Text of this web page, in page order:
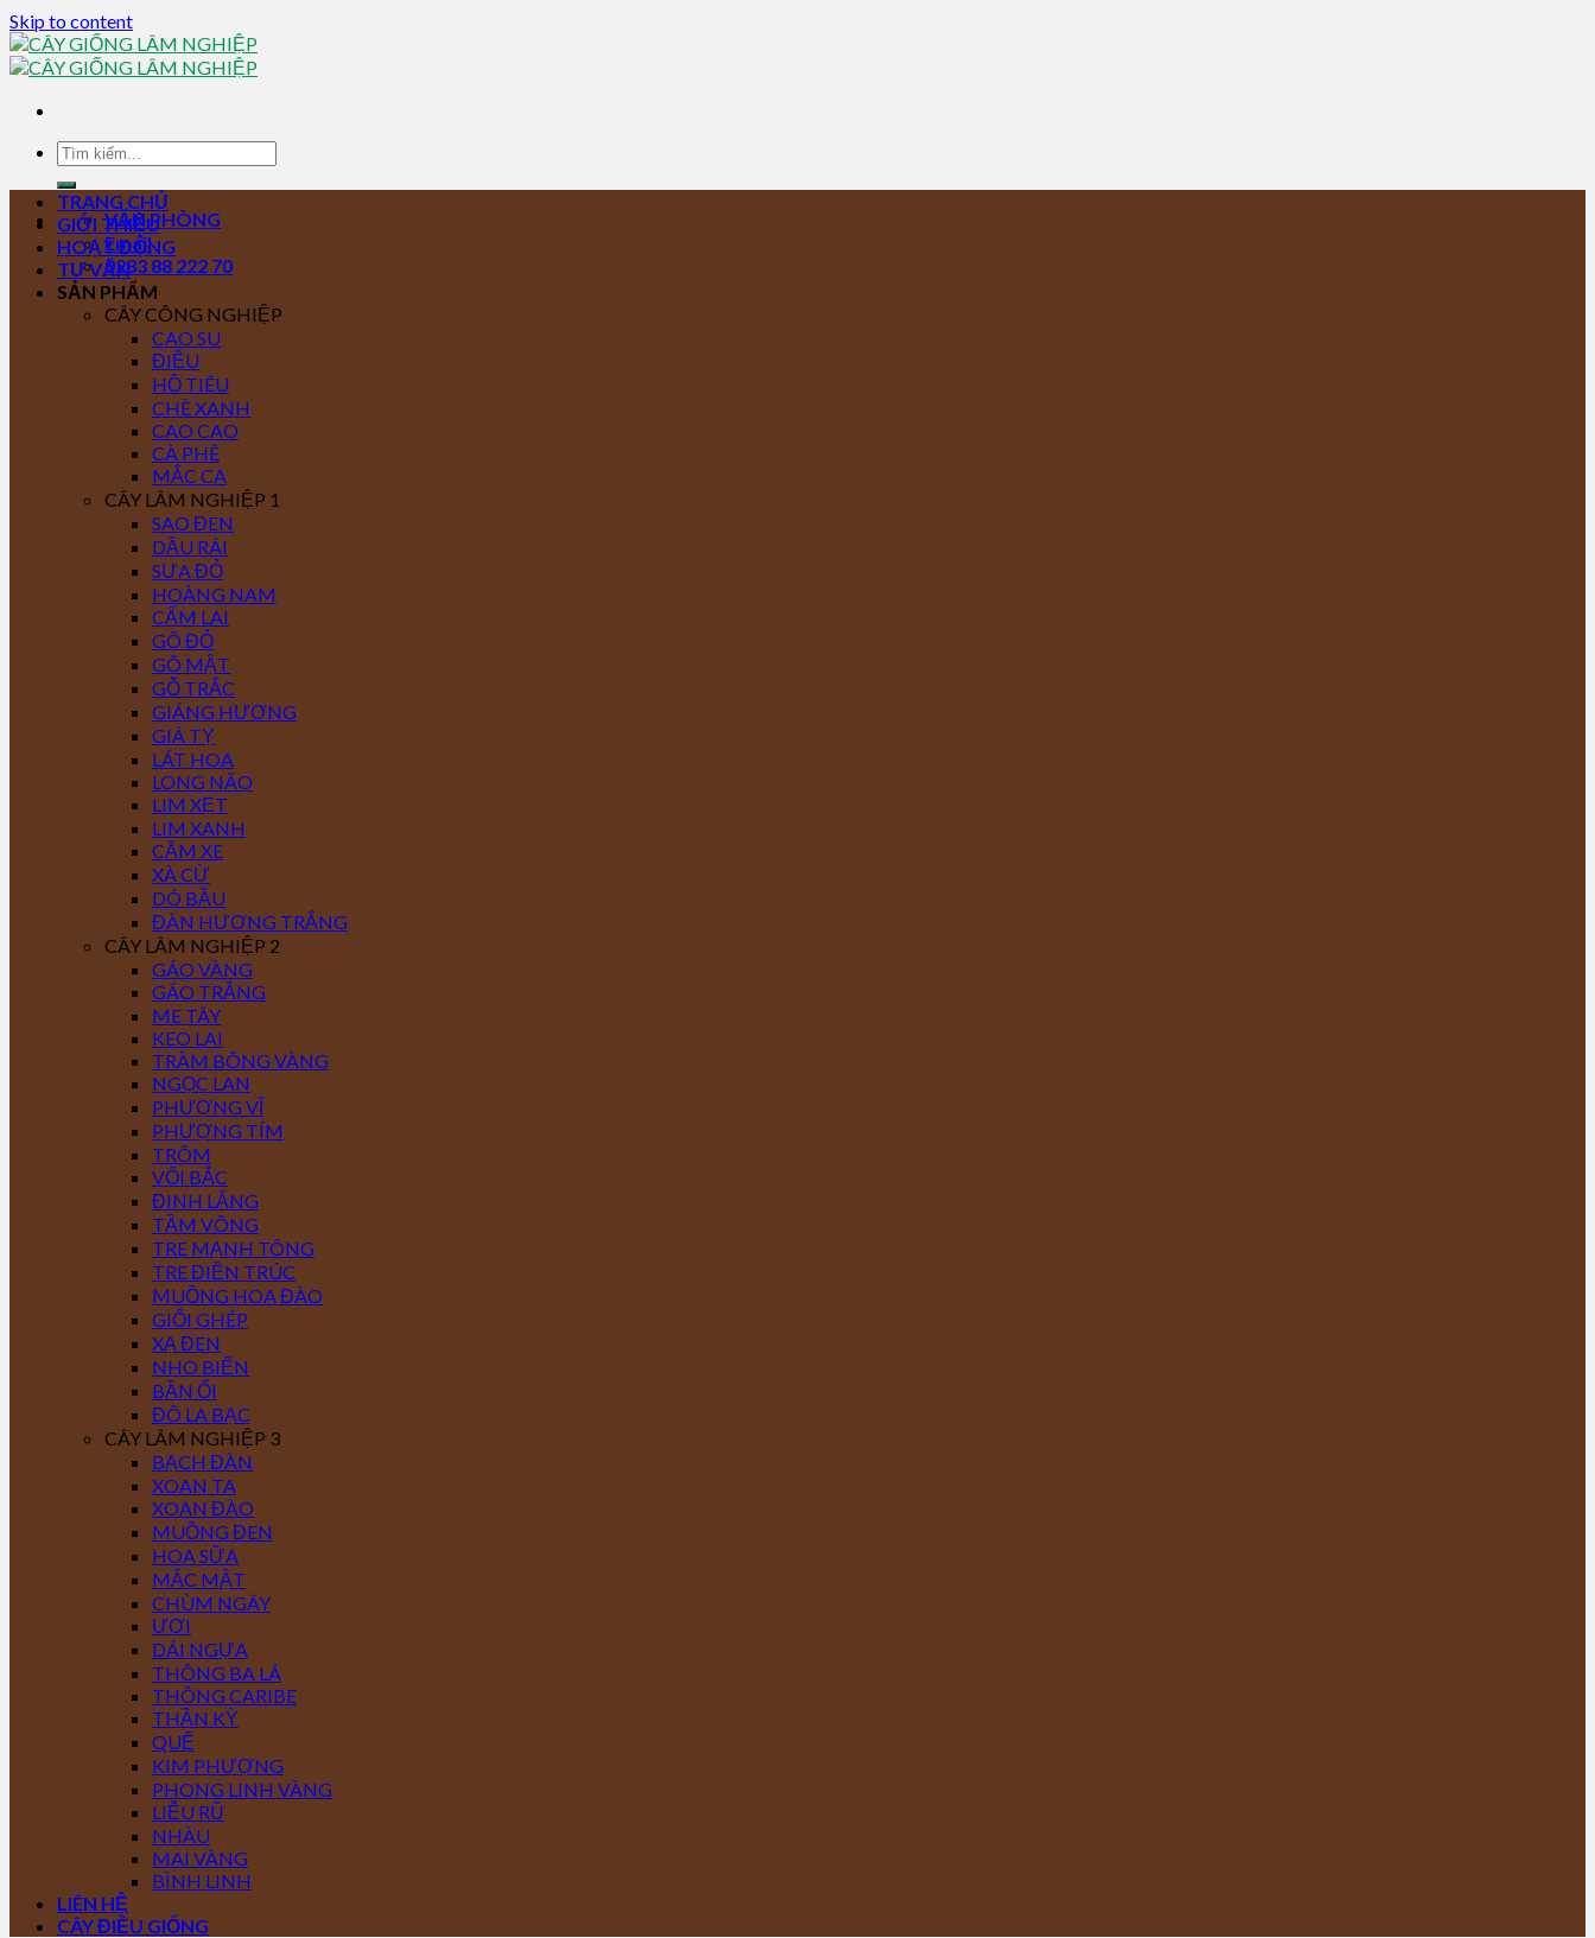
Skip to content
VĂN PHÒNG
Email
0283 88 222 70
TRANG CHỦ
GIỚI THIỆU
HOẠT ĐỘNG
TƯ VẤN
SẢN PHẨM
CÂY CÔNG NGHIỆP
CAO SU
ĐIỀU
HỒ TIÊU
CHÈ XANH
CAO CAO
CÀ PHÊ
MẮC CA
CÂY LÂM NGHIỆP 1
SAO ĐEN
DẦU RÁI
SƯA ĐỎ
HOÀNG NAM
CẨM LAI
GÕ ĐỎ
GÕ MẬT
GỖ TRẮC
GIÁNG HƯƠNG
GIÁ TỴ
LÁT HOA
LONG NÃO
LIM XẸT
LIM XANH
CĂM XE
XÀ CỪ
DÓ BẦU
ĐÀN HƯƠNG TRẮNG
CÂY LÂM NGHIỆP 2
GÁO VÀNG
GÁO TRẮNG
ME TÂY
KEO LAI
TRÀM BÔNG VÀNG
NGỌC LAN
PHƯỢNG VĨ
PHƯỢNG TÍM
TRÔM
VỐI BẮC
ĐINH LĂNG
TẦM VÔNG
TRE MẠNH TÔNG
TRE ĐIỀN TRÚC
MUỒNG HOA ĐÀO
GIỔI GHÉP
XẠ ĐEN
NHO BIỂN
BẦN ỔI
ĐÔ LA BẠC
CÂY LÂM NGHIỆP 3
BẠCH ĐÀN
XOAN TA
XOAN ĐÀO
MUỒNG ĐEN
HOA SỮA
MẮC MẬT
CHÙM NGÂY
ƯƠI
DÁI NGỰA
THÔNG BA LÁ
THÔNG CARIBE
THẦN KỲ
QUẾ
KIM PHƯỢNG
PHONG LINH VÀNG
LIỄU RŨ
NHÀU
MAI VÀNG
BÌNH LINH
LIÊN HỆ
CÂY ĐIỀU GIỐNG